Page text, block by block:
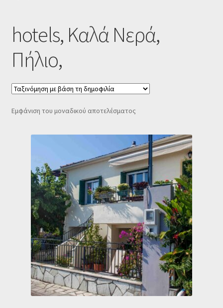
Δελτίο νέων
Επιβεβαίωση εγγραφής στο Newsletter του Dealistas.gr
Επικοινωνία
Καλάθι
Ο λογαριασμός μου
Ταμείο
hotels, Καλά Νερά,
Πήλιο,
Εμφάνιση του μοναδικού αποτελέσματος